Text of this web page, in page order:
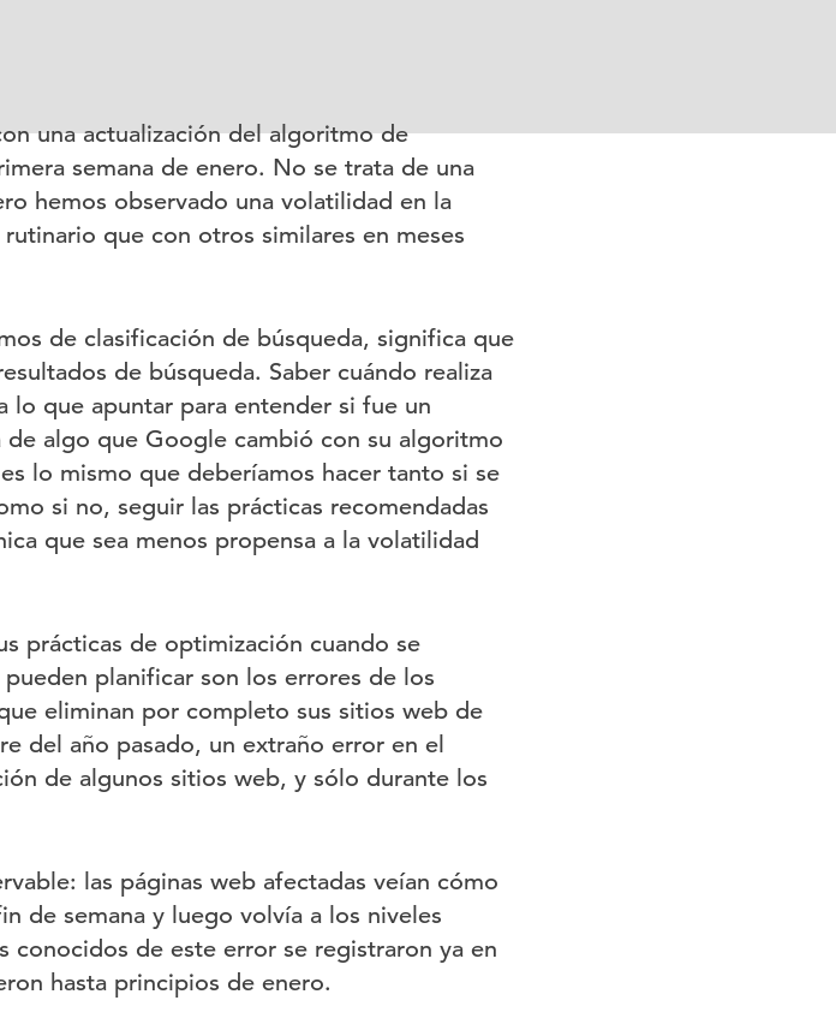
una actualización del algoritmo de
semana de enero. No se trata de una
hemos observado una volatilidad en la
que con otros similares en meses
de clasificación de búsqueda, significa que
de búsqueda. Saber cuándo realiza
lo que apuntar para entender si fue un
algo que Google cambió con su algoritmo
lo mismo que deberíamos hacer tanto si se
si no, seguir las prácticas recomendadas
que sea menos propensa a la volatilidad
prácticas de optimización cuando se
planificar son los errores de los
eliminan por completo sus sitios web de
del año pasado, un extraño error en el
de algunos sitios web, y sólo durante los
las páginas web afectadas veían cómo
de semana y luego volvía a los niveles
conocidos de este error se registraron ya en
hasta principios de enero.